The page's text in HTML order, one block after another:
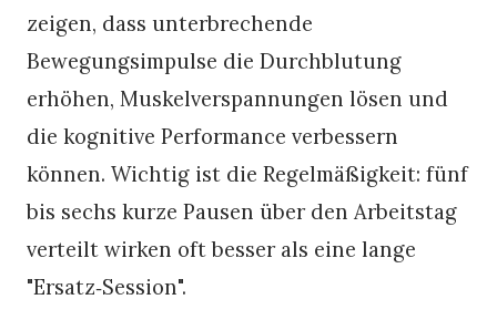
zeigen, dass unterbrechende
Bewegungsimpulse die Durchblutung
erhöhen, Muskelverspannungen lösen und
die kognitive Performance verbessern
können. Wichtig ist die Regelmäßigkeit: fünf
bis sechs kurze Pausen über den Arbeitstag
verteilt wirken oft besser als eine lange
"Ersatz‑Session".